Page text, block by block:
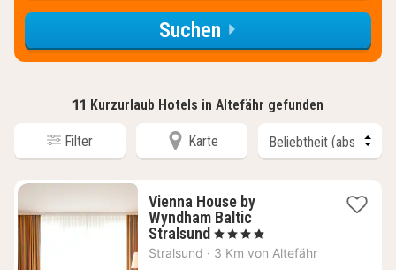
Suchen
11 Kurzurlaub Hotels in Altefähr gefunden
Filter Karte
Vienna House by
Wyndham Baltic
Stralsund 1
Nacht
, 4 Sterne
Stralsund · 3 Km von Altefähr